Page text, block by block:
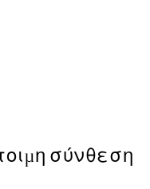
σύνθεση